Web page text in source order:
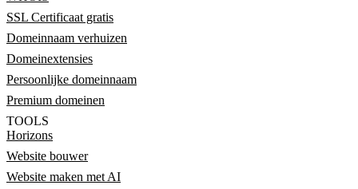
SSL Certificaat gratis
Domeinnaam verhuizen
Domeinextensies
Persoonlijke domeinnaam
Premium domeinen
TOOLS
Horizons
Website bouwer
Website maken met AI